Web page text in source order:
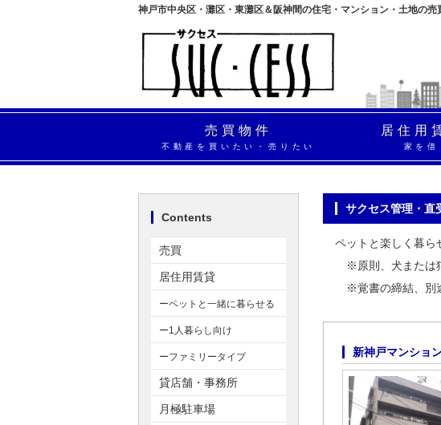
神戸市中央区・灘区・東灘区＆阪神間の住宅・マンション・土地の
売買物件
不動産を買いたい・売りたい
居住用
家を借
サクセス管理・
ペットと楽しく暮ら
※原則、犬または
※覚書の締結、別
新神戸マンシ
Contents
売買
居住用賃貸
ーペットと一緒に暮らせる
ー1人暮らし向け
ーファミリータイプ
貸店舗・事務所
月極駐車場